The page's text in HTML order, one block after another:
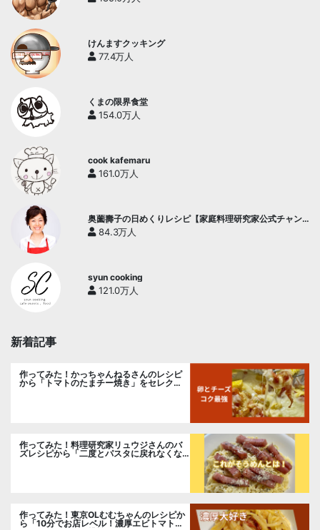
けんますクッキング
77.4万人
くまの限界食堂
154.0万人
cook kafemaru
161.0万人
奥薗壽子の日めくりレシピ【家庭料理研究家公式チャン
ネル】
84.3万人
syun cooking
121.0万人
新着記事
作ってみた！かっちゃんねるさんのレシピ
から「トマトのたまチー焼き」をセレク
作ってみた！料理研究家リュウジさんのバ
ズレシピから「二度とパスタに戻れなくな
る冷やしカルボナーラ」に挑戦。
作ってみた！東京OLむむちゃんのレシピか
ら「10分でお店レベル！濃厚エビトマトク